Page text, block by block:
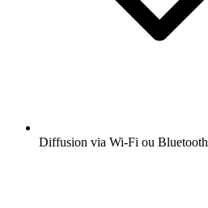
Diffusion via Wi-Fi ou Bluetooth